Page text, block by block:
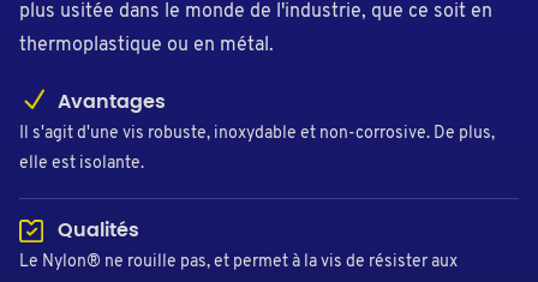
plus usitée dans le monde de l'industrie, que ce soit en
thermoplastique ou en métal.
Avantages
Il s'agit d'une vis robuste, inoxydable et non-corrosive. De plus,
elle est isolante.
Qualités
Le Nylon® ne rouille pas, et permet à la vis de résister aux